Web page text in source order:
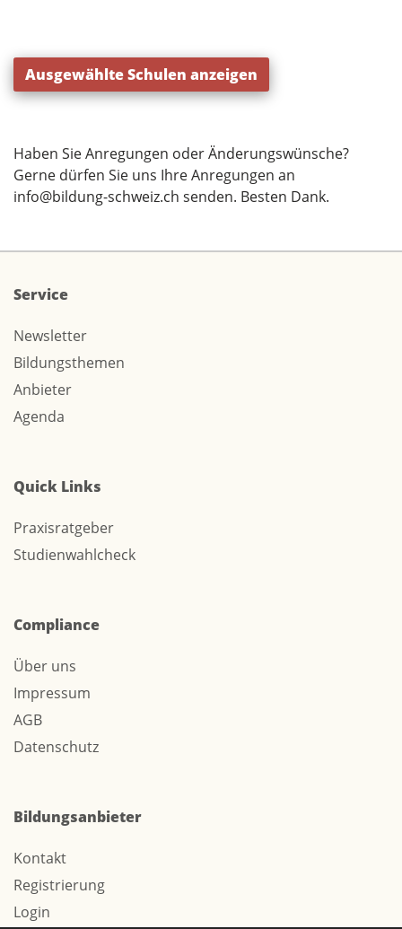
Ausgewählte Schulen anzeigen
Haben Sie Anregungen oder Änderungswünsche?
Gerne dürfen Sie uns Ihre Anregungen an
info@bildung-schweiz.ch senden. Besten Dank.
Service
Newsletter
Bildungsthemen
Anbieter
Agenda
Quick Links
Praxisratgeber
Studienwahlcheck
Compliance
Über uns
Impressum
AGB
Datenschutz
Bildungsanbieter
Kontakt
Registrierung
Login